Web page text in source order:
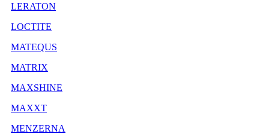
LERATON
LOCTITE
MATEQUS
MATRIX
MAXSHINE
MAXXT
MENZERNA